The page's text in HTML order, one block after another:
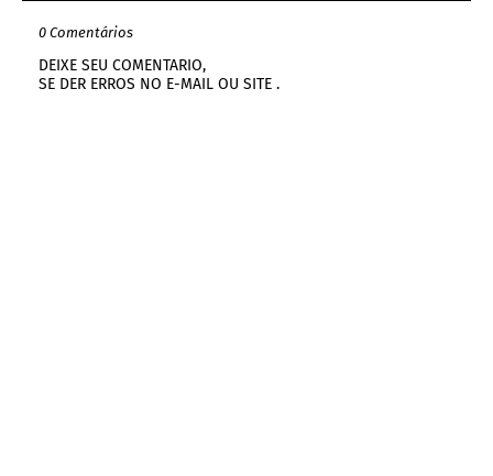
0 Comentários
DEIXE SEU COMENTARIO,
SE DER ERROS NO E-MAIL OU SITE .